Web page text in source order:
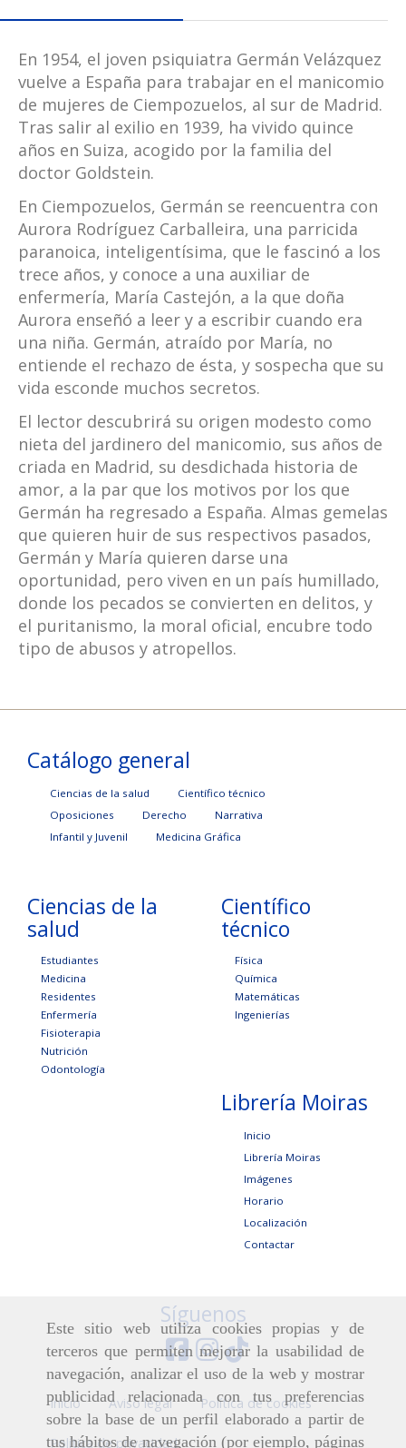
Este sitio web utiliza cookies propias y de
terceros que permiten mejorar la usabilidad de
navegación, analizar el uso de la web y mostrar
publicidad relacionada con tus preferencias
sobre la base de un perfil elaborado a partir de
tus hábitos de navegación (por ejemplo, páginas
En 1954, el joven psiquiatra Germán Velázquez
vuelve a España para trabajar en el manicomio
de mujeres de Ciempozuelos, al sur de Madrid.
Tras salir al exilio en 1939, ha vivido quince
años en Suiza, acogido por la familia del
doctor Goldstein.
En Ciempozuelos, Germán se reencuentra con
Aurora Rodríguez Carballeira, una parricida
paranoica, inteligentísima, que le fascinó a los
trece años, y conoce a una auxiliar de
enfermería, María Castejón, a la que doña
Aurora enseñó a leer y a escribir cuando era
una niña. Germán, atraído por María, no
entiende el rechazo de ésta, y sospecha que su
vida esconde muchos secretos.
El lector descubrirá su origen modesto como
nieta del jardinero del manicomio, sus años de
criada en Madrid, su desdichada historia de
amor, a la par que los motivos por los que
Germán ha regresado a España. Almas gemelas
que quieren huir de sus respectivos pasados,
Germán y María quieren darse una
oportunidad, pero viven en un país humillado,
donde los pecados se convierten en delitos, y
el puritanismo, la moral oficial, encubre todo
tipo de abusos y atropellos.
Catálogo general
Ciencias de la salud
Científico técnico
Oposiciones
Derecho
Narrativa
Infantil y Juvenil
Medicina Gráfica
Ciencias de la
salud
Estudiantes
Medicina
Residentes
Enfermería
Fisioterapia
Nutrición
Odontología
Científico
técnico
Física
Química
Matemáticas
Ingenierías
Librería Moiras
Inicio
Librería Moiras
Imágenes
Horario
Localización
Contactar
Síguenos
Inicio Aviso legal Política de cookies
Política de privacidad